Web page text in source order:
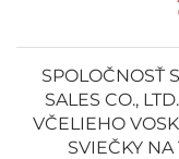
SPOLOČNOSŤ
SALES CO.,
VČELIEHO
SVIEČKY